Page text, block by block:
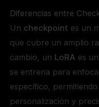
Diferencias entre
Un checkpoint es un
que cubre un amplio
cambio, un LoRA es
se entrena para
específico,
personalización y